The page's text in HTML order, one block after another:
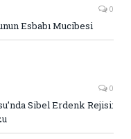
0
Esbabı Mucibesi
0
Sibel Erdenk Rejisi: